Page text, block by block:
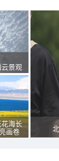
景观
海长
画卷